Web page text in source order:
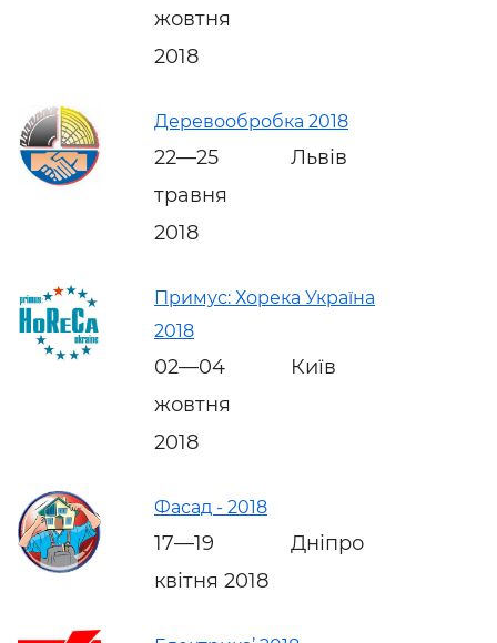
жовтня
2018
Деревообробка 2018
22—25
травня
2018
Львів
Примус: Хорека Україна
2018
02—04
жовтня
2018
Київ
Фасад - 2018
17—19
квітня 2018
Дніпро